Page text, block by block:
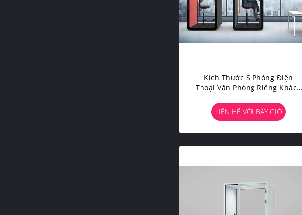
Kích Thước S Phòng Điện
Thoại Văn Phòng Riêng Khách
Một Người
LIÊN HỆ VỚI BÂY GIỜ